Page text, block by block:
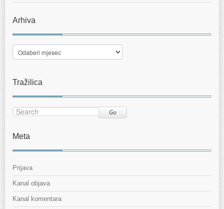
Arhiva
Arhiva
Tražilica
Go
Meta
Prijava
Kanal objava
Kanal komentara